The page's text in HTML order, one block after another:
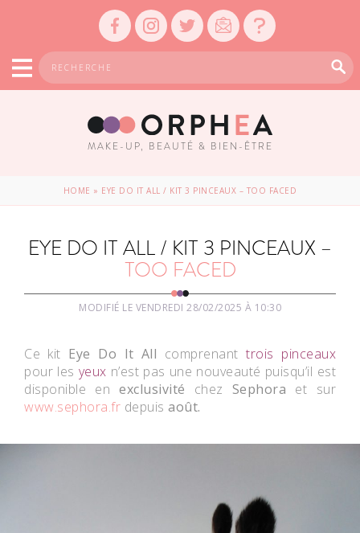
MAKE-UP, BEAUTÉ & BIEN-ÊTRE
HOME » EYE DO IT ALL / KIT 3 PINCEAUX – TOO FACED
EYE DO IT ALL / KIT 3 PINCEAUX –
TOO FACED
MODIFIÉ LE VENDREDI 28/02/2025 À 10:30
Ce kit Eye Do It All comprenanttrois pinceaux
pour les yeux n’est pas une nouveauté puisqu’il est
disponible enexclusivité chez Sephora et sur
www.sephora.fr depuis août.